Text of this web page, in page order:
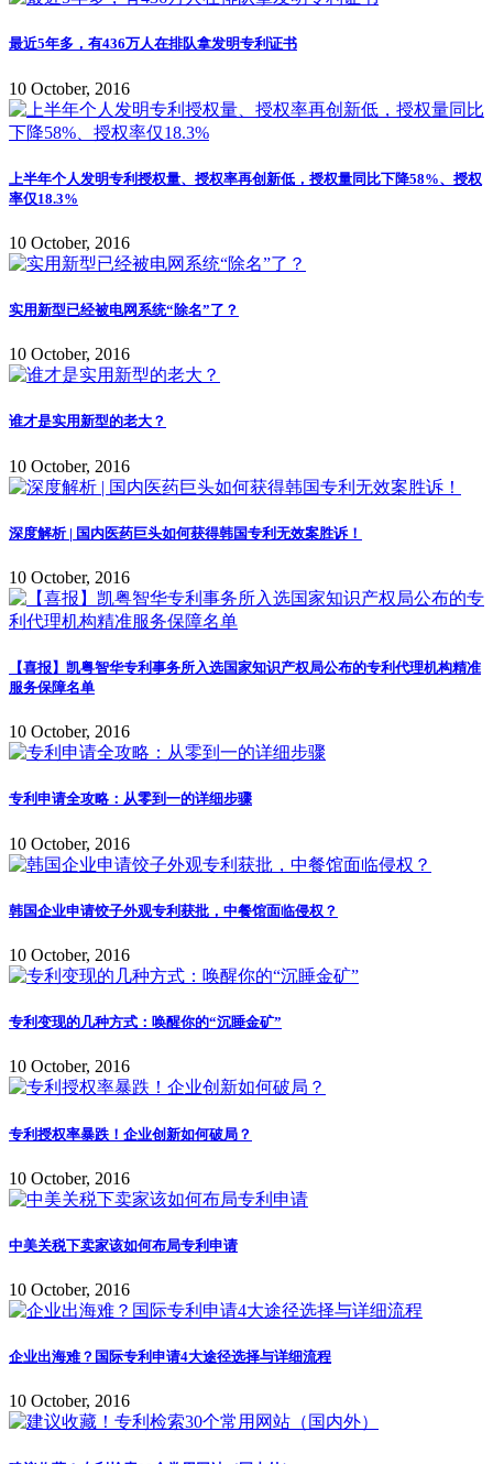
最近5年多，有436万人在排队拿发明专利证书
10 October, 2016
上半年个人发明专利授权量、授权率再创新低，授权量同比下降58%、授权
率仅18.3%
10 October, 2016
实用新型已经被电网系统“除名”了？
10 October, 2016
谁才是实用新型的老大？
10 October, 2016
深度解析 | 国内医药巨头如何获得韩国专利无效案胜诉！
10 October, 2016
【喜报】凯粤智华专利事务所入选国家知识产权局公布的专利代理机构精准
服务保障名单
10 October, 2016
专利申请全攻略：从零到一的详细步骤
10 October, 2016
韩国企业申请饺子外观专利获批，中餐馆面临侵权？
10 October, 2016
专利变现的几种方式：唤醒你的“沉睡金矿”
10 October, 2016
专利授权率暴跌！企业创新如何破局？
10 October, 2016
中美关税下卖家该如何布局专利申请
10 October, 2016
企业出海难？国际专利申请4大途径选择与详细流程
10 October, 2016